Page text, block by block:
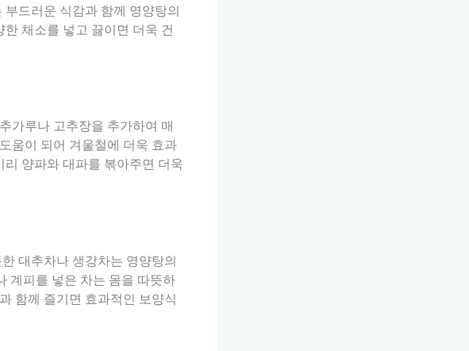
드러운 식감과 함께 영양탕의
채소를 넣고 끓이면 더욱 건
가루나 고추장을 추가하여 매
움이 되어 겨울철에 더욱 효과
양파와 대파를 볶아주면 더욱
대추차나 생강차는 영양탕의
계피를 넣은 차는 몸을 따뜻하
함께 즐기면 효과적인 보양식